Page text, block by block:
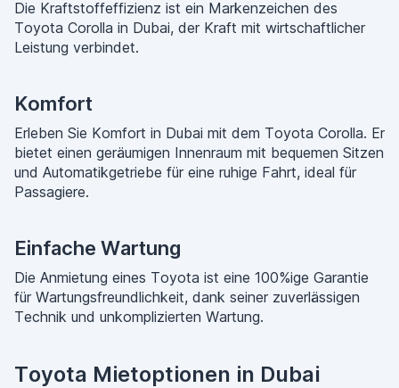
Die Kraftstoffeffizienz ist ein Markenzeichen des
Toyota Corolla in Dubai, der Kraft mit wirtschaftlicher
Leistung verbindet.
Komfort
Erleben Sie Komfort in Dubai mit dem Toyota Corolla. Er
bietet einen geräumigen Innenraum mit bequemen Sitzen
und Automatikgetriebe für eine ruhige Fahrt, ideal für
Passagiere.
Einfache Wartung
Die Anmietung eines Toyota ist eine 100%ige Garantie
für Wartungsfreundlichkeit, dank seiner zuverlässigen
Technik und unkomplizierten Wartung.
Toyota Mietoptionen in Dubai